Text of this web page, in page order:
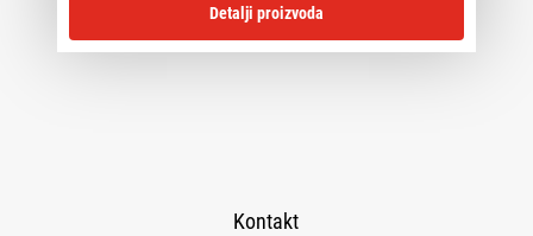
Detalji proizvoda
Kontakt